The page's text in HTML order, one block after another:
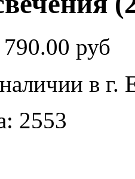
790.00 руб
в г.
2553